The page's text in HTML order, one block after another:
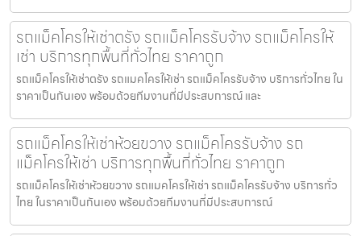
รถแม็คโครให้เช่าตรัง รถแม็คโครรับจ้าง รถแม็คโครให้
เช่า บริการทุกพื้นที่ทั่วไทย ราคาถูก
รถแม็คโครให้เช่าตรัง รถแมคโครให้เช่า รถแม็คโครรับจ้าง บริการทั่วไทย ใน
ราคาเป็นกันเอง พร้อมด้วยทีมงานที่มีประสบการณ์ และ
รถแม็คโครให้เช่าห้วยขวาง รถแม็คโครรับจ้าง รถ
แม็คโครให้เช่า บริการทุกพื้นที่ทั่วไทย ราคาถูก
รถแม็คโครให้เช่าห้วยขวาง รถแมคโครให้เช่า รถแม็คโครรับจ้าง บริการทั่ว
ไทย ในราคาเป็นกันเอง พร้อมด้วยทีมงานที่มีประสบการณ์